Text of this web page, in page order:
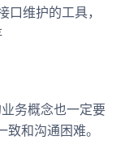
维护的工具，
务概念也一定要
和沟通困难。